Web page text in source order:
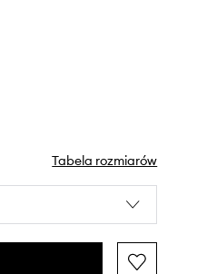
Tabela rozmiarów